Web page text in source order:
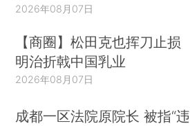
2026年08月07日
【商圈】松田克也挥刀止损
明治折戟中国乳业
2026年08月07日
成都一区法院原院长 被指“违